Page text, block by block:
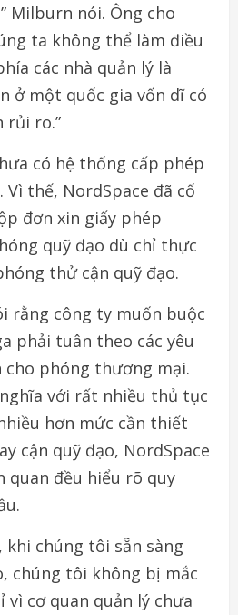
Milburn nói. Ông cho
ta không thể làm điều
các nhà quản lý là
ở một quốc gia vốn dĩ có
rủi ro.”
có hệ thống cấp phép
thế, NordSpace đã cố
đơn xin giấy phép
quỹ đạo dù chỉ thực
thử cận quỹ đạo.
rằng công ty muốn buộc
phải tuân theo các yêu
cho phóng thương mại.
với rất nhiều thủ tục
hơn mức cần thiết
cận quỹ đạo, NordSpace
quan đều hiểu rõ quy
khi chúng tôi sẵn sàng
chúng tôi không bị mắc
vì cơ quan quản lý chưa